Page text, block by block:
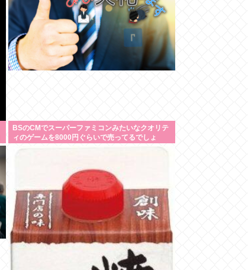
BSのCMでスーパーファミコンみたいなクオリテ
ィのゲームを8000円ぐらいで売ってるでしょ